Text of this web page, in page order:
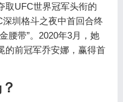
取UFC世界冠军头衔的
圳格斗之夜中首回合终
腰带”。2020年3月，她
的前冠军乔安娜，赢得首